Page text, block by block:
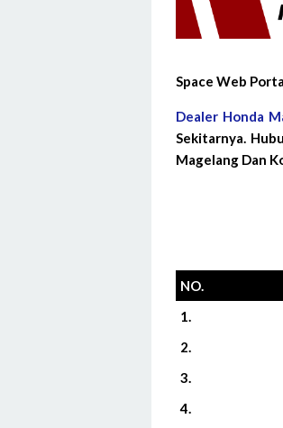
Space Web
Dealer Honda
Sekitarnya.
Magelang Dan
NO.
1.
2.
3.
4.